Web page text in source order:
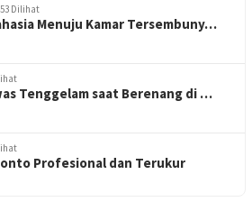
Dilihat
Menuju Kamar Tersembuny…
Tenggelam saat Berenang di …
Profesional dan Terukur